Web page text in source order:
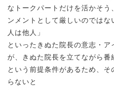
なトークパートだけを活かそう
ンメントとして厳しいのでは
人は他人」
といったきぬた院長の意志・ア
が、きぬた院長を立てながら
という前提条件があるため、
らないと